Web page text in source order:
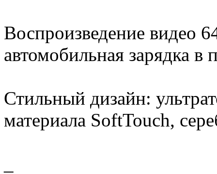
Воспроизведение видео
автомобильная зарядка в
Стильный дизайн:
материала SoftTouch,